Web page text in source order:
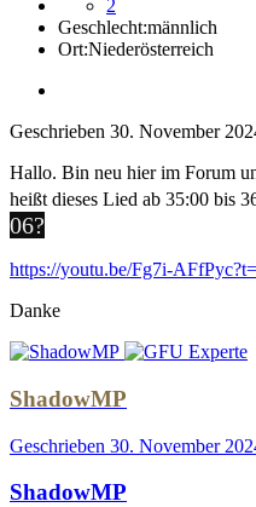
2
Geschlecht:männlich
Ort:Niederösterreich
Geschrieben 30. November
Hallo. Bin neu hier im Forum
heißt dieses Lied ab 35:00 bis
06?
https://youtu.be/Fg7i-
Danke
ShadowMP
Geschrieben 30. November
ShadowMP